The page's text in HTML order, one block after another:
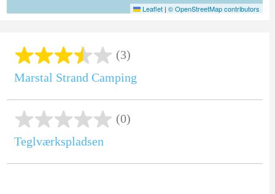
Leaflet | © OpenStreetMap contributors
(3)
Marstal Strand Camping
(0)
Teglværkspladsen